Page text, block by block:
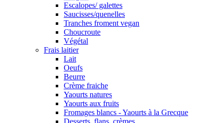
Escalopes/ galettes
Saucisses/quenelles
Tranches froment vegan
Choucroute
Végétal
Frais laitier
Lait
Oeufs
Beurre
Crème fraiche
Yaourts natures
Yaourts aux fruits
Fromages blancs - Yaourts à la Grecque
Desserts, flans, crèmes